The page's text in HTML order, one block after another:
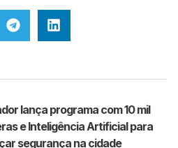
lança programa com 10 mil
e Inteligência Artificial para
segurança na cidade